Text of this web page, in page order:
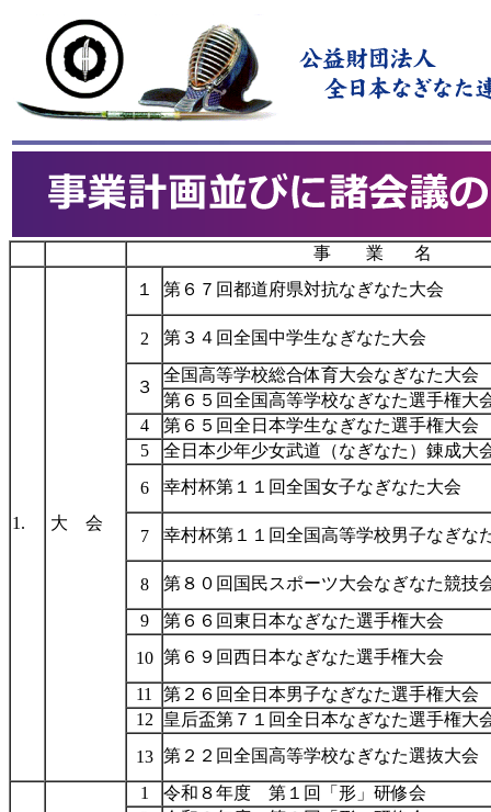
事 業 名
1. 大 会
１ 第６７回都道府県対抗なぎなた大会
2 第３４回全国中学生なぎなた大会
３
全国高等学校総合体育大会なぎなた大
第６５回全国高等学校なぎなた選手権大
4
第６５回全日本学生なぎなた選手権大会
5
全日本少年少女武道（なぎなた）錬成大
6
幸村杯第１１回全国女子なぎなた大会
7 幸村杯第１１回全国高等学校男子なぎな
8
第８０回国民スポーツ大会なぎなた競技
9
第６６回東日本なぎなた選手権大会
10 第６９回西日本なぎなた選手権大会
11
第２６回全日本男子なぎなた選手権大会
12
皇后盃第７１回全日本なぎなた選手権大
13 第２２回全国高等学校なぎなた選抜大会
1
令和８年度 第１回「形」研修会